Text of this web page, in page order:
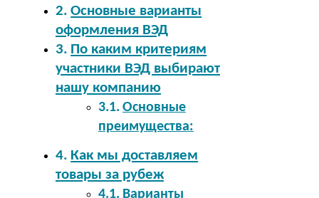
Основные варианты
оформления ВЭД
По каким критериям
участники ВЭД выбирают
нашу компанию
Основные
преимущества:
Как мы доставляем
товары за рубеж
Варианты